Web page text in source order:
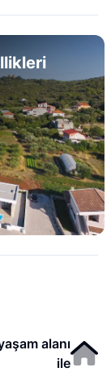
alanı
ile